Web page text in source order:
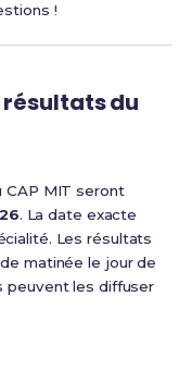
!
résultats du
CAP MIT seront
. La date exacte
Les résultats
matinée le jour de
peuvent les diffuser